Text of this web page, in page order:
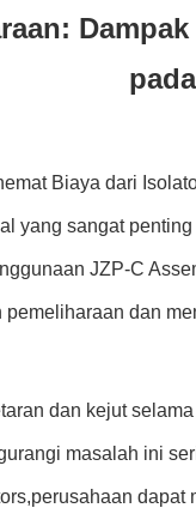
Biaya dari
yang sangat
JZP-C
dan
dan kejut
masalah ini